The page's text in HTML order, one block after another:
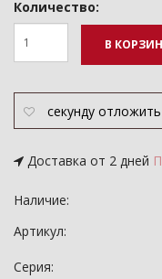
Количество:
В
секунду отложить
Доставка от 2 дней
Наличие:
Артикул:
Серия: